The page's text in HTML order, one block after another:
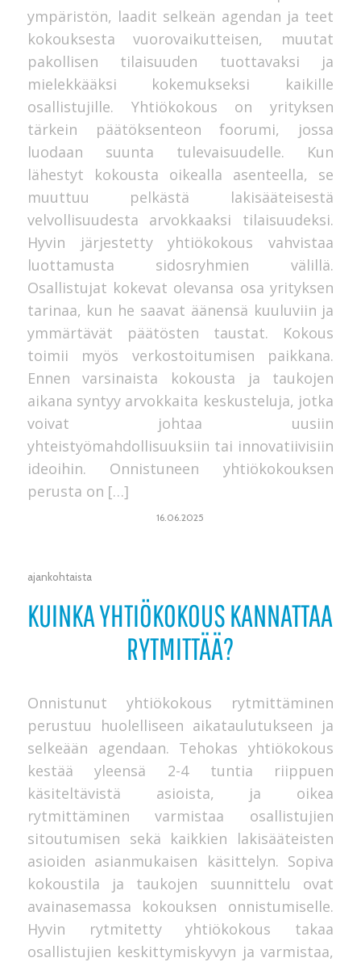
ympäristön, laadit selkeän agendan ja teet
kokouksesta vuorovaikutteisen, muutat
pakollisen tilaisuuden tuottavaksi ja
mielekkääksi kokemukseksi kaikille
osallistujille. Yhtiökokous on yrityksen
tärkein päätöksenteon foorumi, jossa
luodaan suunta tulevaisuudelle. Kun
lähestyt kokousta oikealla asenteella, se
muuttuu pelkästä lakisääteisestä
velvollisuudesta arvokkaaksi tilaisuudeksi.
Hyvin järjestetty yhtiökokous vahvistaa
luottamusta sidosryhmien välillä.
Osallistujat kokevat olevansa osa yrityksen
tarinaa, kun he saavat äänensä kuuluviin ja
ymmärtävät päätösten taustat. Kokous
toimii myös verkostoitumisen paikkana.
Ennen varsinaista kokousta ja taukojen
aikana syntyy arvokkaita keskusteluja, jotka
voivat johtaa uusiin
yhteistyömahdollisuuksiin tai innovatiivisiin
ideoihin. Onnistuneen yhtiökokouksen
perusta on […]
16.06.2025
ajankohtaista
KUINKA YHTIÖKOKOUS KANNATTAA
RYTMITTÄÄ?
Onnistunut yhtiökokous rytmittäminen
perustuu huolelliseen aikataulutukseen ja
selkeään agendaan. Tehokas yhtiökokous
kestää yleensä 2-4 tuntia riippuen
käsiteltävistä asioista, ja oikea
rytmittäminen varmistaa osallistujien
sitoutumisen sekä kaikkien lakisääteisten
asioiden asianmukaisen käsittelyn. Sopiva
kokoustila ja taukojen suunnittelu ovat
avainasemassa kokouksen onnistumiselle.
Hyvin rytmitetty yhtiökokous takaa
osallistujien keskittymiskyvyn ja varmistaa,